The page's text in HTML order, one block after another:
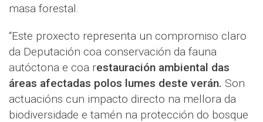
masa forestal.
“Este proxecto representa un compromiso claro
da Deputación coa conservación da fauna
autóctona e coa restauración ambiental das
áreas afectadas polos lumes deste verán. Son
actuacións cun impacto directo na mellora da
biodiversidade e tamén na protección do bosque